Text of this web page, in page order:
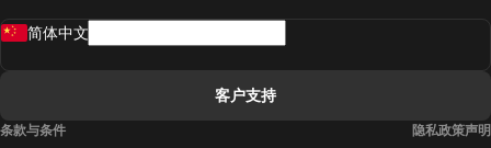
简体中文
客户支持
条款与条件 隐私政策声明